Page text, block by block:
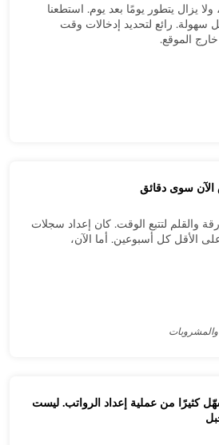
ولا يزال يتطور يومًا بعد يوم. استطعنا
سهولة. رائع لتحديد إدخالات وقت
الموقع.
الآن سوى دقائق
والقلم لتتبع الوقت. كان إعداد سجلات
الأقل كل أسبوعين. أما الآن،
والمشروبات
كثيرًا من عملية إعداد الرواتب. ليست